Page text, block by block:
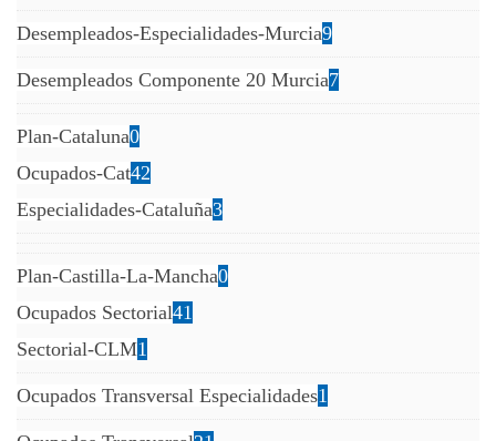
Desempleados-Especialidades-Murcia9
Desempleados Componente 20 Murcia7
Plan-Cataluna0
Ocupados-Cat42
Especialidades-Cataluña3
Plan-Castilla-La-Mancha0
Ocupados Sectorial41
Sectorial-CLM1
Ocupados Transversal Especialidades1